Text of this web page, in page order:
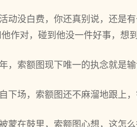
动没白费，你还真别说，还是
作对，碰到他没一件好事，想
，索额图现下唯一的执念就是
下场，索额图还不麻溜地跟上，
蒙在鼓里，索额图心想，这怎